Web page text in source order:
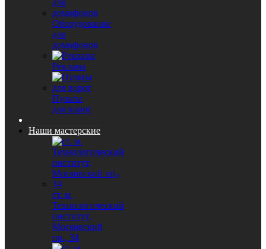
Оборудование
для
домофонов
Реклама
Пульты
для ворот
Наши мастерские
ст. м.
Технологический
институт,
Московский
пр., 34